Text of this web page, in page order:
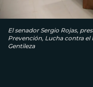
El senador Sergio Rojas,
Prevención, Lucha contra
Gentileza